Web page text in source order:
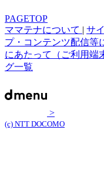
PAGETOP
ママテナについて | サ
プ・コンテンツ配信等
にあたって（ご利用端
グ一覧
>
(c) NTT DOCOMO